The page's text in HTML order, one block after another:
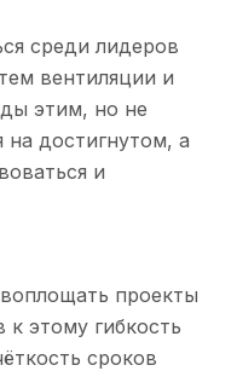
среди лидеров
вентиляции и
этим, но не
на достигнутом, а
и
проекты
этому гибкость
сроков